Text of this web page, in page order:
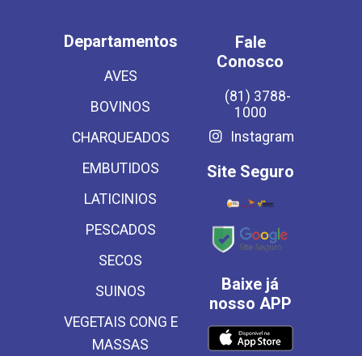
Departamentos
AVES
BOVINOS
CHARQUEADOS
EMBUTIDOS
LATICINIOS
PESCADOS
SECOS
SUINOS
VEGETAIS CONG E
MASSAS
Fale
Conosco
(81) 3788-
1000
Instagram
Site Seguro
Baixe já
nosso APP